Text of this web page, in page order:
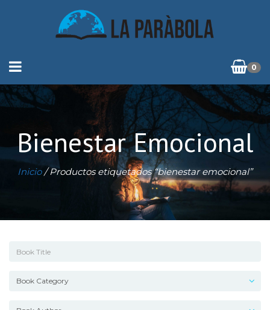
0
Bienestar Emocional
Inicio/ Productos etiquetados “bienestar emocional”